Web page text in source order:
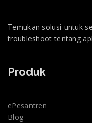
Temukan solusi untuk
troubleshoot tentang
Produk
ePesantren
Blog